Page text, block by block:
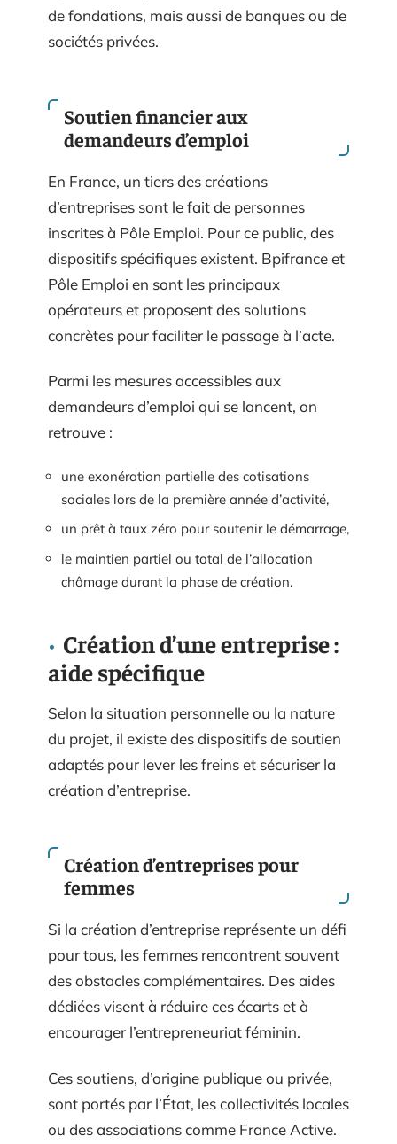
de fondations, mais aussi de banques ou de
sociétés privées.
Soutien financier aux
demandeurs d’emploi
En France, un tiers des créations
d’entreprises sont le fait de personnes
inscrites à Pôle Emploi. Pour ce public, des
dispositifs spécifiques existent. Bpifrance et
Pôle Emploi en sont les principaux
opérateurs et proposent des solutions
concrètes pour faciliter le passage à l’acte.
Parmi les mesures accessibles aux
demandeurs d’emploi qui se lancent, on
retrouve :
une exonération partielle des cotisations
sociales lors de la première année d’activité,
un prêt à taux zéro pour soutenir le démarrage,
le maintien partiel ou total de l’allocation
chômage durant la phase de création.
Création d’une entreprise :
aide spécifique
Selon la situation personnelle ou la nature
du projet, il existe des dispositifs de soutien
adaptés pour lever les freins et sécuriser la
création d’entreprise.
Création d’entreprises pour
femmes
Si la création d’entreprise représente un défi
pour tous, les femmes rencontrent souvent
des obstacles complémentaires. Des aides
dédiées visent à réduire ces écarts et à
encourager l’entrepreneuriat féminin.
Ces soutiens, d’origine publique ou privée,
sont portés par l’État, les collectivités locales
ou des associations comme France Active.